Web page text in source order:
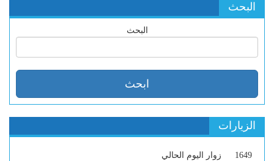
البحث
البحث
الزيارات
1649 زوار اليوم الحالي